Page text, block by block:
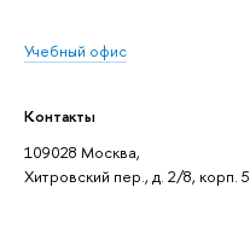
Учебный офис
Контакты
109028 Москва,
Хитровский пер., д. 2/8, корп. 5